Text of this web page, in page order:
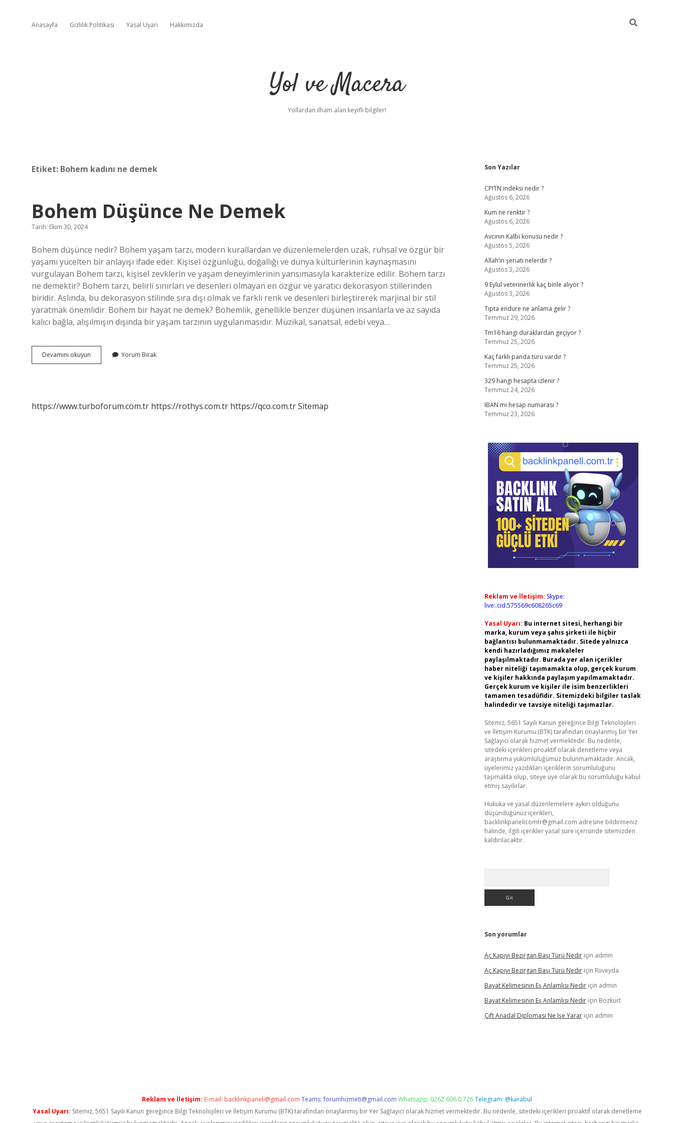
Anasayfa Gizlilik Politikası Yasal Uyarı Hakkımızda
Yol ve Macera
Yollardan ilham alan keyifli bilgiler!
Etiket: Bohem kadını ne demek
Bohem Düşünce Ne Demek
Tarih: Ekim 30, 2024
Bohem düşünce nedir? Bohem yaşam tarzı, modern kurallardan ve düzenlemelerden uzak, ruhsal ve özgür bir
yaşamı yücelten bir anlayışı ifade eder. Kişisel özgünlüğü, doğallığı ve dünya kültürlerinin kaynaşmasını
vurgulayan Bohem tarzı, kişisel zevklerin ve yaşam deneyimlerinin yansımasıyla karakterize edilir. Bohem tarzı
ne demektir? Bohem tarzı, belirli sınırları ve desenleri olmayan en özgür ve yaratıcı dekorasyon stillerinden
biridir. Aslında, bu dekorasyon stilinde sıra dışı olmak ve farklı renk ve desenleri birleştirerek marjinal bir stil
yaratmak önemlidir. Bohem bir hayat ne demek? Bohemlik, genellikle benzer düşünen insanlarla ve az sayıda
kalıcı bağla, alışılmışın dışında bir yaşam tarzının uygulanmasıdır. Müzikal, sanatsal, edebi veya…
Devamını okuyun
Düşünce
Yorum Bırak
https://www.turboforum.com.tr https://rothys.com.tr https://qco.com.trSitemap
Sidebar
Son Yazılar
CPITN indeksi nedir ?
Ağustos 6, 2026
Kum ne renktir ?
Ağustos 6, 2026
Avcının Kalbi konusu nedir ?
Ağustos 5, 2026
Allah’ın şeriatı nelerdir ?
Ağustos 3, 2026
9 Eylül veterinerlik kaç binle alıyor ?
Ağustos 3, 2026
Tıpta endure ne anlama gelir ?
Temmuz 29, 2026
Tm16 hangi duraklardan geçiyor ?
Temmuz 25, 2026
Kaç farklı panda türü vardır ?
Temmuz 25, 2026
329 hangi hesapta izlenir ?
Temmuz 24, 2026
IBAN mı hesap numarası ?
Temmuz 23, 2026
Reklam ve İletişim: Skype:
live:.cid.575569c608265c69
Yasal Uyarı: Bu internet sitesi, herhangi bir
marka, kurum veya şahıs şirketi ile hiçbir
bağlantısı bulunmamaktadır. Sitede yalnızca
kendi hazırladığımız makaleler
paylaşılmaktadır. Burada yer alan içerikler
haber niteliği taşımamakta olup, gerçek kurum
ve kişiler hakkında paylaşım yapılmamaktadır.
Gerçek kurum ve kişiler ile isim benzerlikleri
tamamen tesadüfidir. Sitemizdeki bilgiler taslak
halindedir ve tavsiye niteliği taşımazlar.
Sitemiz, 5651 Sayılı Kanun gereğince Bilgi Teknolojileri
ve İletişim Kurumu (BTK) tarafından onaylanmış bir Yer
Sağlayıcı olarak hizmet vermektedir. Bu nedenle,
sitedeki içerikleri proaktif olarak denetleme veya
araştırma yükümlülüğümüz bulunmamaktadır. Ancak,
üyelerimiz yazdıkları içeriklerin sorumluluğunu
taşımakta olup, siteye üye olarak bu sorumluluğu kabul
etmiş sayılırlar.
Hukuka ve yasal düzenlemelere aykırı olduğunu
düşündüğünüz içerikleri,
backlinkpanelicomtr@gmail.com adresine bildirmeniz
halinde, ilgili içerikler yasal süre içerisinde sitemizden
kaldırılacaktır.
Son yorumlar
Aç Kapıyı Bezirgan Başı Türü Nediriçin admin
Aç Kapıyı Bezirgan Başı Türü Nediriçin Rüveyda
Bayat Kelimesinin Eş Anlamlısı Nediriçin admin
Bayat Kelimesinin Eş Anlamlısı Nediriçin Bozkurt
Çift Anadal Diploması Ne Işe Yarariçin admin
Reklam ve İletişim: E-mail: backlinkpaneli@gmail.com Teams:forumhizmeti@gmail.com Whatsapp: 0262 606 0 726Telegram: @karabul
Yasal Uyarı: Sitemiz, 5651 Sayılı Kanun gereğince Bilgi Teknolojileri ve İletişim Kurumu (BTK) tarafından onaylanmış bir Yer Sağlayıcı olarak hizmet vermektedir. Bu nedenle, sitedeki içerikleri proaktif olarak denetleme